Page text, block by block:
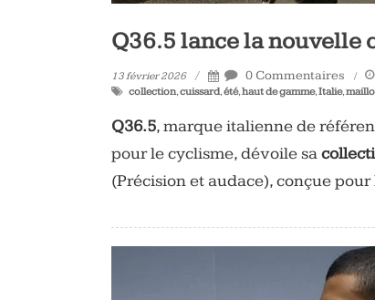
Q36.5 lance la nouvelle
13 février 2026 0 Commentaires
collection,cuissard,été,haut de gamme,Italie,
Q36.5, marque italienne de
pour le cyclisme, dévoile sa
(Précision et audace), conçue